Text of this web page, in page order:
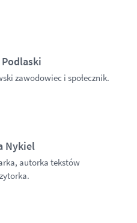
Podlaski
zawodowiec i społecznik.
Nykiel
autorka tekstów